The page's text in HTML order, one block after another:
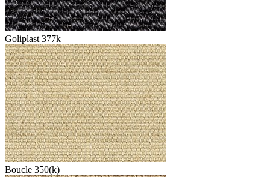
Goliplast 377k
Boucle 350(k)